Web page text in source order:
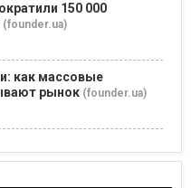
150 000
(founder.ua)
как массовые
рынок (founder.ua)